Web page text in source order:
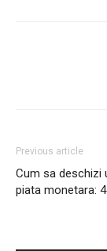
Previous article
Cum sa deschizi
piata monetara: